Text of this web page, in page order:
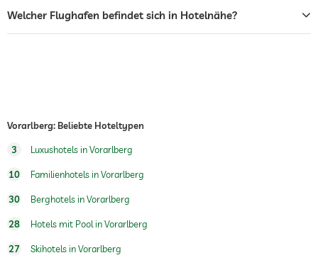
Abendunterhaltung Kostenlos
Näh- und Bügelservice
Wäscheservice
Tresor
Flughafen Shuttle
Shuttle zu Attraktionen
Welcher Flughafen befindet sich in Hotelnähe?
Vorarlberg: Beliebte Hoteltypen
3 Luxushotels in Vorarlberg
10 Familienhotels in Vorarlberg
30 Berghotels in Vorarlberg
28 Hotels mit Pool in Vorarlberg
27 Skihotels in Vorarlberg